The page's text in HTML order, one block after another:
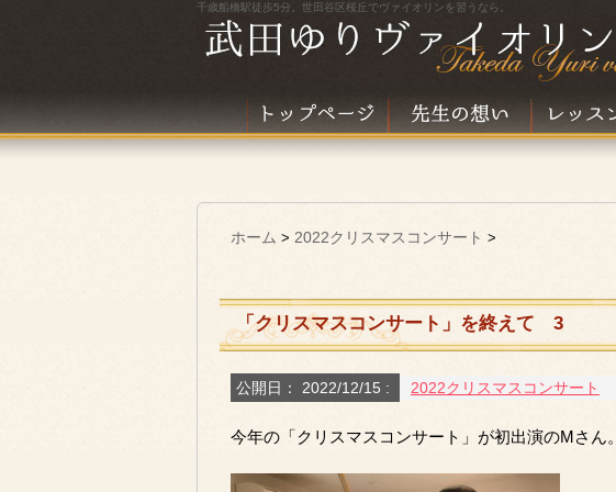
千歳船橋駅徒歩5分。世田谷区桜丘でヴァイオリンを習うなら。
ホーム > 2022クリスマスコンサート >
「クリスマスコンサート」を終えて 3
公開日： 2022/12/15 : 2022クリスマスコンサート
今年の「クリスマスコンサート」が初出演のMさん。